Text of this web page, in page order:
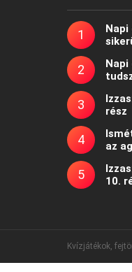
Napi
Napi
rész
az
10.
Kvízjátékok,